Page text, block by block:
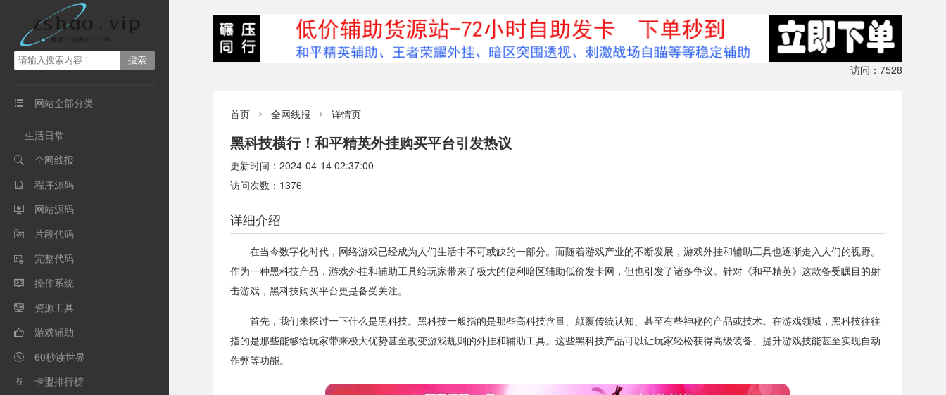
 网站全部分类
生活日常
 全网线报
 程序源码
 网站源码
 片段代码
 完整代码
 操作系统
 资源工具
 游戏辅助
 60秒读世界
 卡盟排行榜
访问：7528
首页  全网线报  详情页
黑科技横行！和平精英外挂购买平台引发热议
更新时间：2024-04-14 02:37:00
访问次数：1376
详细介绍
在当今数字化时代，网络游戏已经成为人们生活中不可或缺的一部分。而随着游戏产业的不断发展，游戏外挂和辅助工具也逐渐走入人们的视野。
作为一种黑科技产品，游戏外挂和辅助工具给玩家带来了极大的便利暗区辅助低价发卡网 ，但也引发了诸多争议。针对《和平精英》这款备受瞩目的射
击游戏，黑科技购买平台更是备受关注。
首先，我们来探讨一下什么是黑科技。黑科技一般指的是那些高科技含量、颠覆传统认知、甚至有些神秘的产品或技术。在游戏领域，黑科技往往
指的是那些能够给玩家带来极大优势甚至改变游戏规则的外挂和辅助工具。这些黑科技产品可以让玩家轻松获得高级装备、提升游戏技能甚至实现自动
作弊等功能。